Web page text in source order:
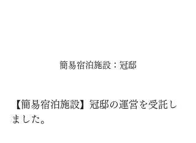
簡易宿泊施設：冠邸
【簡易宿泊施設】冠邸の運営を受託し
ました。